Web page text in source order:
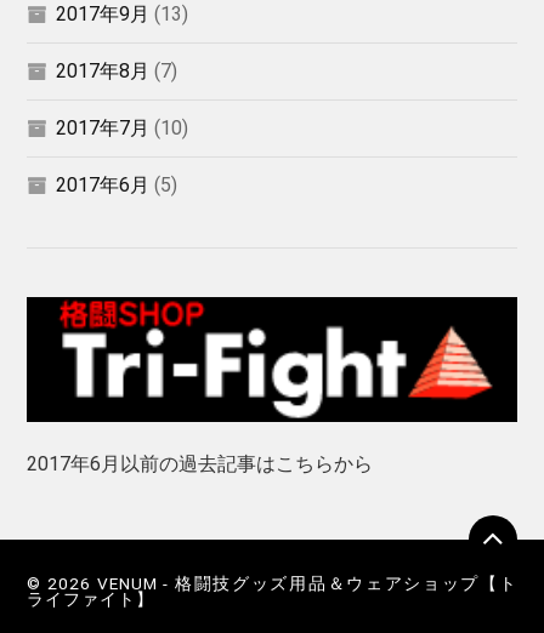
2017年9月 (13)
2017年8月 (7)
2017年7月 (10)
2017年6月 (5)
2017年6月以前の過去記事はこちらから
© 2026 VENUM - 格闘技グッズ用品＆ウェアショップ【ト
ライファイト】